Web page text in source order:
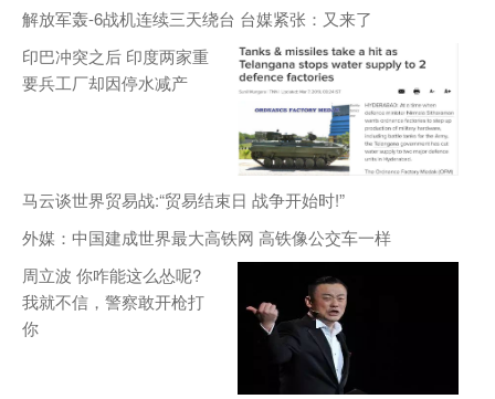
解放军轰-6战机连续三天绕台 台媒紧张：又来了
印巴冲突之后 印度两家重
要兵工厂却因停水减产
马云谈世界贸易战:“贸易结束日 战争开始时!”
外媒：中国建成世界最大高铁网 高铁像公交车一样
周立波 你咋能这么怂呢?
我就不信，警察敢开枪打
你